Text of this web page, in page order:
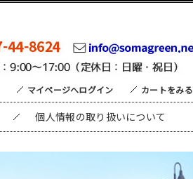
マイページへログイン カートをみる
個人情報の取り扱いについて